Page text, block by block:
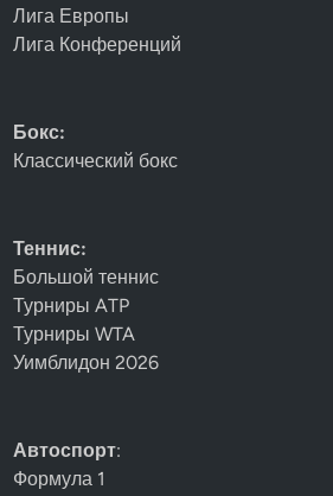
Лига Европы
Лига Конференций
Бокс:
Классический бокс
Теннис:
Большой теннис
Турниры ATP
Турниры WTA
Уимблидон 2026
Автоспорт:
Формула 1